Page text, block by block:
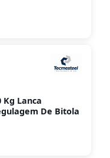
Kg Lanca
De Bitola